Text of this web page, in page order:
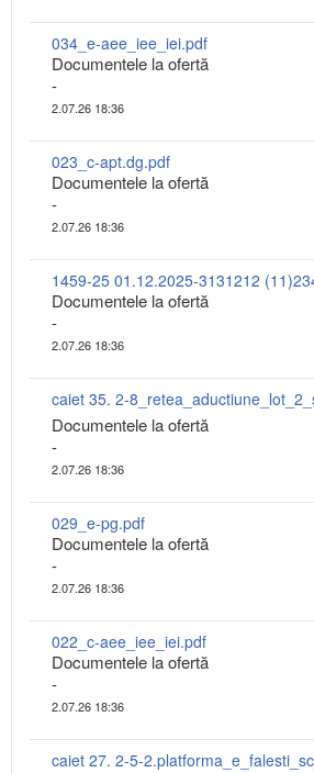
034_e-aee_iee_iei.pdf
Documentele la ofertă
-
2.07.26 18:36
023_c-apt.dg.pdf
Documentele la ofertă
-
2.07.26 18:36
1459-25 01.12.2025-3131212
Documentele la ofertă
-
2.07.26 18:36
Documentele la ofertă
-
2.07.26 18:36
029_e-pg.pdf
Documentele la ofertă
-
2.07.26 18:36
022_c-aee_iee_iei.pdf
Documentele la ofertă
-
2.07.26 18:36